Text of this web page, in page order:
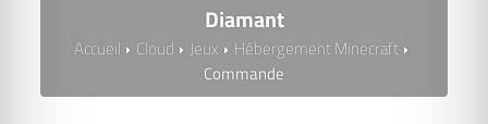
Diamant
Accueil Cloud Jeux
Hébergement Minecraft
Commande